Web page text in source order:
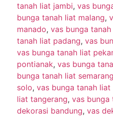
tanah liat jambi, vas
bunga tanah liat malang,
manado, vas bunga
tanah liat padang, vas
vas bunga tanah liat
pontianak, vas bunga
bunga tanah liat semarang
solo, vas bunga tanah liat
liat tangerang, vas bunga
dekorasi bandung, vas